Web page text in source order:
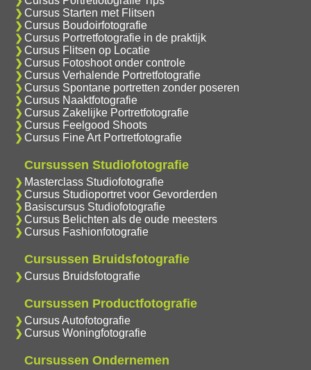
Cursus Starten met Flitsen
Cursus Boudoirfotografie
Cursus Portretfotografie in de praktijk
Cursus Flitsen op Locatie
Cursus Fotoshoot onder controle
Cursus Verhalende Portretfotografie
Cursus Spontane portretten zonder poseren
Cursus Naaktfotografie
Cursus Zakelijke Portretfotografie
Cursus Feelgood Shoots
Cursus Fine Art Portretfotografie
Cursussen Studiofotografie
Masterclass Studiofotografie
Cursus Studioportret voor Gevorderden
Basiscursus Studiofotografie
Cursus Belichten als de oude meesters
Cursus Fashionfotografie
Cursussen Bruidsfotografie
Cursus Bruidsfotografie
Cursussen Productfotografie
Cursus Autofotografie
Cursus Woningfotografie
Cursussen Ondernemen